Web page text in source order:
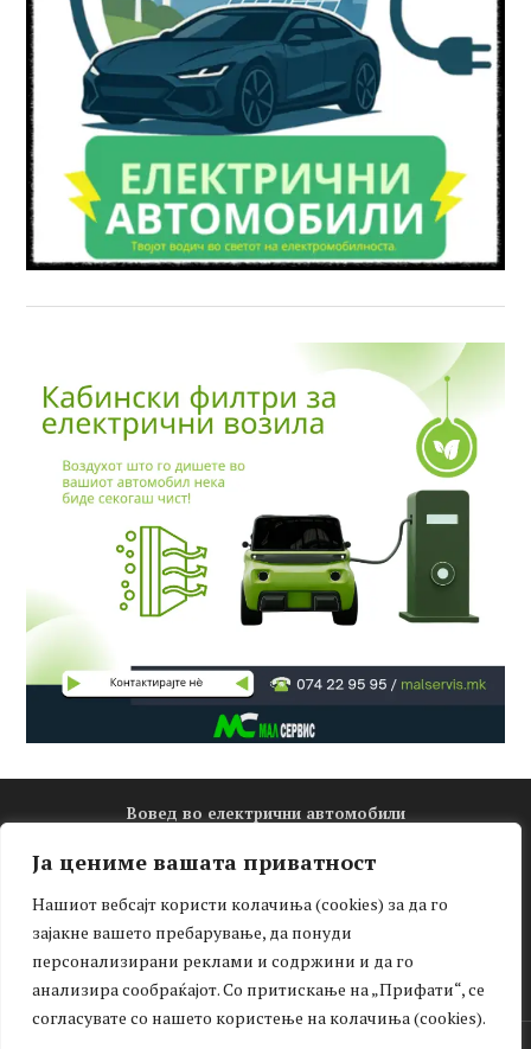
Ја цениме вашата приватност
Нашиот вебсајт користи колачиња (cookies) за да го
зајакне вашето пребарување, да понуди
персонализирани реклами и содржини и да го
анализира сообраќајот. Со притискање на „Прифати“, се
согласувате со нашето користење на колачиња (cookies).
Вовед во електрични автомобили
Новости
Зелена мобилност
Тест-драјв